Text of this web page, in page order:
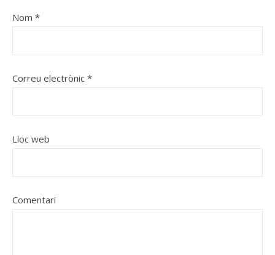
Nom *
Correu electrònic *
Lloc web
Comentari